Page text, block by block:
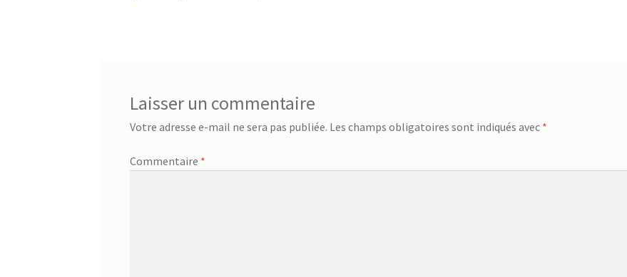
Laisser un commentaire
Votre adresse e-mail ne sera pas publiée. Les champs obligatoires sont indiqués avec *
Commentaire *